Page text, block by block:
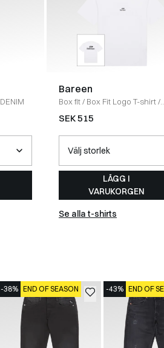
DENIM
Bareen
Box fit/ Box Fit Logo T-shirt/
WHITE
SEK 515
LÄGG I
VARUKORGEN
Se alla t-shirts
-38% END OF SEASON -43% END OF